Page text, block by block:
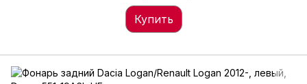
Купить